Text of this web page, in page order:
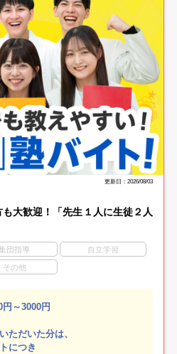
更新日：2026/08/03
大歓迎！「先生１人に生徒２人
集団指導 自立学習
その他
～3000円
ただいた分は、
につき